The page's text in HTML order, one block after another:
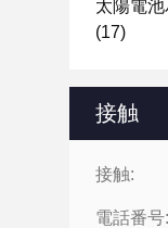
太陽電
(17)
接触
接触:
電話番号: